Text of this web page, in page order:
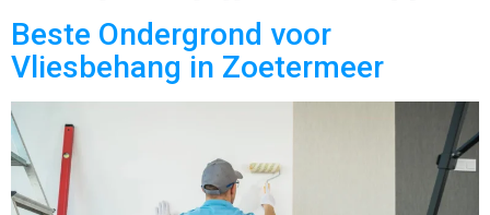
Beste Ondergrond voor
Vliesbehang in Zoetermeer